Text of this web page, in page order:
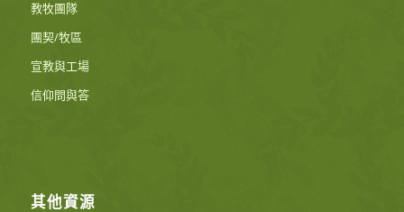
教牧團隊
團契/牧區
宣教與工場
信仰問與答
其他資源